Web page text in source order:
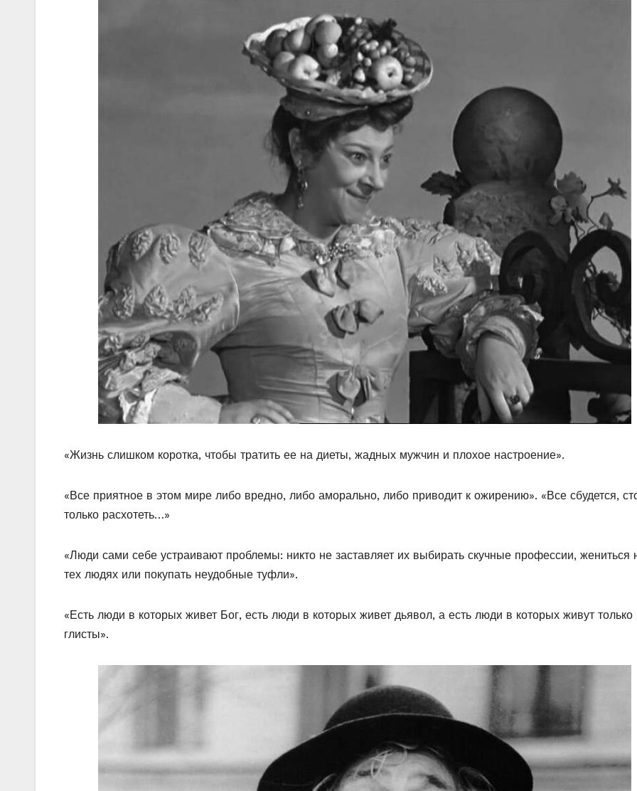
«Жизнь слишком коротка, чтобы тратить ее на диеты, жадных мужчин и плохое настроение».
«Все приятное в этом мире либо вредно, либо аморально, либо приводит к ожирению». «Все сбудется,
только расхотеть…»
«Люди сами себе устраивают проблемы: никто не заставляет их выбирать скучные профессии, жениться
тех людях или покупать неудобные туфли».
«Есть люди в которых живет Бог, есть люди в которых живет дьявол, а есть люди в которых живут только
глисты».